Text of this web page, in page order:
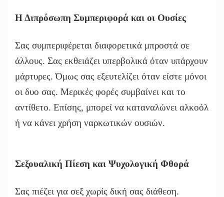
Η Διπρόσωπη Συμπεριφορά και οι Ουσίες
Σας συμπεριφέρεται διαφορετικά μπροστά σε
άλλους. Σας εκθειάζει υπερβολικά όταν υπάρχουν
μάρτυρες. Όμως σας εξευτελίζει όταν είστε μόνοι
οι δυο σας. Μερικές φορές συμβαίνει και το
αντίθετο. Επίσης, μπορεί να καταναλώνει αλκοόλ
ή να κάνει χρήση ναρκωτικών ουσιών.
Σεξουαλική Πίεση και Ψυχολογική Φθορά
Σας πιέζει για σεξ χωρίς δική σας διάθεση.